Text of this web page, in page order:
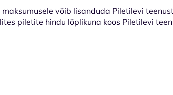
võib lisanduda Piletilevi
piletite hindu lõplikuna koos Piletilevi